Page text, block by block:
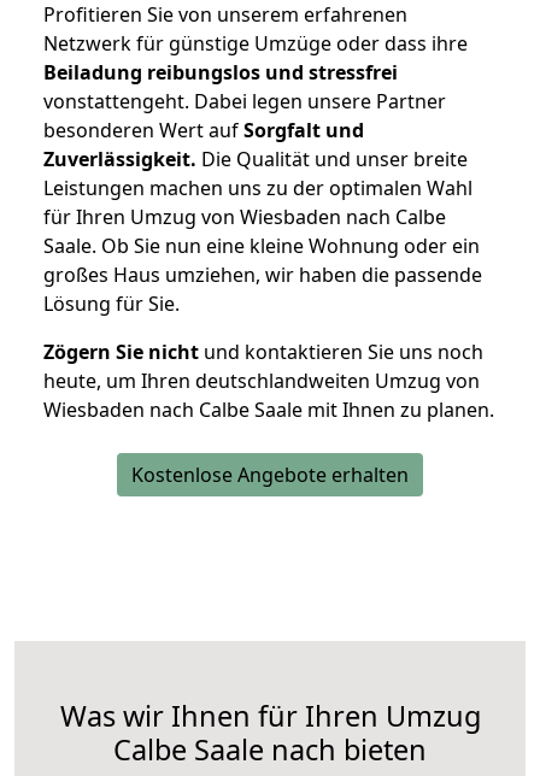
Profitieren Sie von unserem erfahrenen
Netzwerk für günstige Umzüge oder dass ihre
Beiladung reibungslos und stressfrei
vonstattengeht. Dabei legen unsere Partner
besonderen Wert aufSorgfalt und
Zuverlässigkeit. Die Qualität und unser breite
Leistungen machen uns zu der optimalen Wahl
für Ihren Umzug von Wiesbaden nach Calbe
Saale. Ob Sie nun eine kleine Wohnung oder ein
großes Haus umziehen, wir haben die passende
Lösung für Sie.
Zögern Sie nicht und kontaktieren Sie uns noch
heute, um Ihren deutschlandweiten Umzug von
Wiesbaden nach Calbe Saale mit Ihnen zu planen.
Kostenlose Angebote erhalten
Was wir Ihnen für Ihren Umzug
Calbe Saale nach bieten